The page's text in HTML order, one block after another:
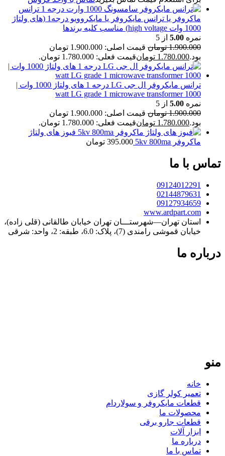
ترانس
ماکروفر یا ترانس مایکروفر یا مایکروویو درجه1 (های ولتاژ
1000 وات high voltage) مناسب کلیه برندها
نمره 5.00 از 5
1.900.000 تومان
قیمت اصلی: 1.900.000 تومان
بود.1.780.000 تومانقیمت فعلی: 1.780.000 تومان.
ترانس مایکروفر ال جی LG درجه 1 های ولتاژ 1000 وات |
1000 watt LG grade 1 microwave transformer
نمره 5.00 از 5
1.900.000 تومان
قیمت اصلی: 1.900.000 تومان
بود.1.780.000 تومانقیمت فعلی: 1.780.000 تومان.
فیوز های ولتاژ
ماکروفر 5kv 800ma
395.000 تومان
تماس با ما
09124012291
02144879631
09127934659
www.ardpart.com
استان تهران—شهرستـــان تهران خیابان طالقانی (قلی زاده)،
خیابان قموشی رامندی (7)، پلاک: 6.0، طبقه: 2، واحد: شرقی
درباره ما
منو
خانه
تعمیر کولر گازی
قطعات مایکروفر و سولاردام
محصولات ما
قطعات جارو برقی
ابزار آلات
درباره ما
تماس با ما